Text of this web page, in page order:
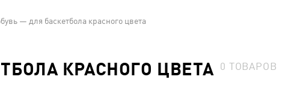
— для баскетбола красного цвета
КРАСНОГО ЦВЕТА 0 ТОВАРОВ